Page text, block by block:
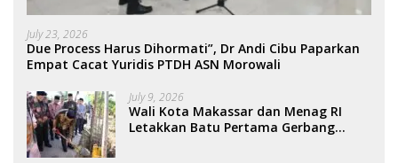
July 23, 2026
Due Process Harus Dihormati”, Dr Andi Cibu Paparkan
Empat Cacat Yuridis PTDH ASN Morowali
July 9, 2026
Wali Kota Makassar dan Menag RI
Letakkan Batu Pertama Gerbang